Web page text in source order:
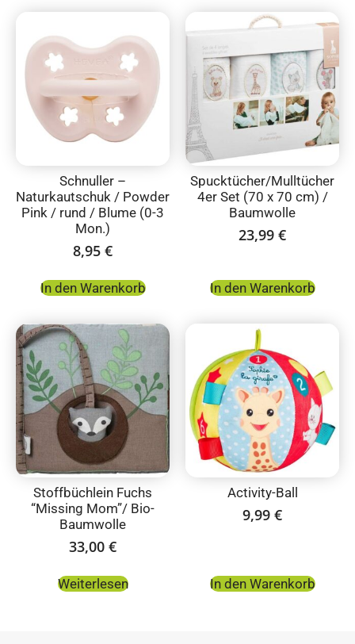
Schnuller –
Naturkautschuk / Powder
Pink / rund / Blume (0-3
Mon.)
8,95 €
In den Warenkorb
Spucktücher/Mulltücher
4er Set (70 x 70 cm) /
Baumwolle
23,99 €
In den Warenkorb
Stoffbüchlein Fuchs
“Missing Mom”/ Bio-
Baumwolle
33,00 €
Weiterlesen
Activity-Ball
9,99 €
In den Warenkorb